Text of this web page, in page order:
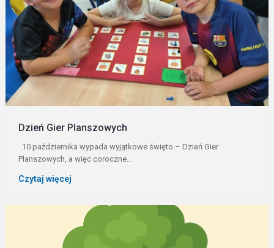
Dzień Gier Planszowych
10 października wypada wyjątkowe święto – Dzień Gier
Planszowych, a więc coroczne...
Czytaj więcej